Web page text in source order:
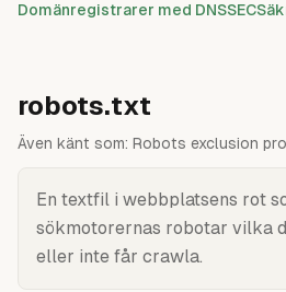
Domänregistrarer med DNSSEC
robots.txt
Även känt som: Robots exclusion
En textfil i webbplatsens rot
sökmotorernas robotar vilka
eller inte får crawla.